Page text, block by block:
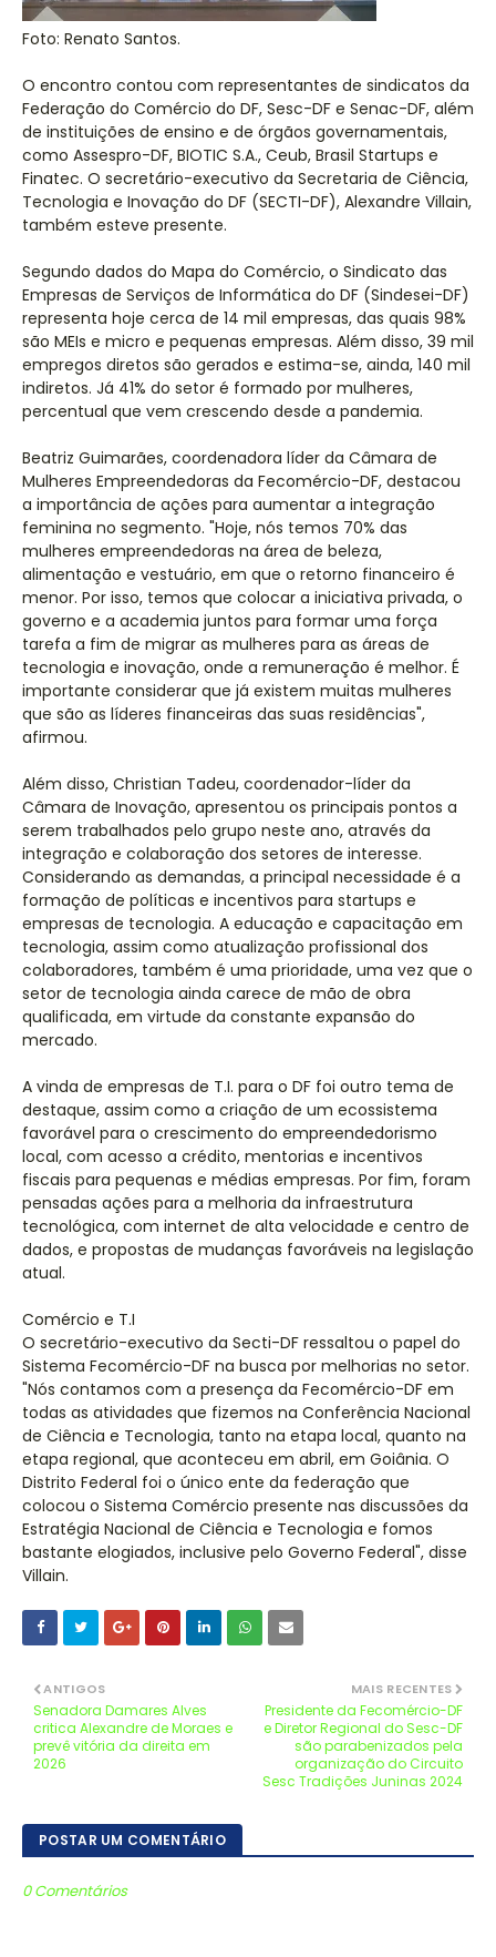
Foto: Renato Santos.
O encontro contou com representantes de sindicatos da
Federação do Comércio do DF, Sesc-DF e Senac-DF, além
de instituições de ensino e de órgãos governamentais,
como Assespro-DF, BIOTIC S.A., Ceub, Brasil Startups e
Finatec. O secretário-executivo da Secretaria de Ciência,
Tecnologia e Inovação do DF (SECTI-DF), Alexandre Villain,
também esteve presente.
Segundo dados do Mapa do Comércio, o Sindicato das
Empresas de Serviços de Informática do DF (Sindesei-DF)
representa hoje cerca de 14 mil empresas, das quais 98%
são MEIs e micro e pequenas empresas. Além disso, 39 mil
empregos diretos são gerados e estima-se, ainda, 140 mil
indiretos. Já 41% do setor é formado por mulheres,
percentual que vem crescendo desde a pandemia.
Beatriz Guimarães, coordenadora líder da Câmara de
Mulheres Empreendedoras da Fecomércio-DF, destacou
a importância de ações para aumentar a integração
feminina no segmento. "Hoje, nós temos 70% das
mulheres empreendedoras na área de beleza,
alimentação e vestuário, em que o retorno financeiro é
menor. Por isso, temos que colocar a iniciativa privada, o
governo e a academia juntos para formar uma força
tarefa a fim de migrar as mulheres para as áreas de
tecnologia e inovação, onde a remuneração é melhor. É
importante considerar que já existem muitas mulheres
que são as líderes financeiras das suas residências",
afirmou.
Além disso, Christian Tadeu, coordenador-líder da
Câmara de Inovação, apresentou os principais pontos a
serem trabalhados pelo grupo neste ano, através da
integração e colaboração dos setores de interesse.
Considerando as demandas, a principal necessidade é a
formação de políticas e incentivos para startups e
empresas de tecnologia. A educação e capacitação em
tecnologia, assim como atualização profissional dos
colaboradores, também é uma prioridade, uma vez que o
setor de tecnologia ainda carece de mão de obra
qualificada, em virtude da constante expansão do
mercado.
A vinda de empresas de T.I. para o DF foi outro tema de
destaque, assim como a criação de um ecossistema
favorável para o crescimento do empreendedorismo
local, com acesso a crédito, mentorias e incentivos
fiscais para pequenas e médias empresas. Por fim, foram
pensadas ações para a melhoria da infraestrutura
tecnológica, com internet de alta velocidade e centro de
dados, e propostas de mudanças favoráveis na legislação
atual.
Comércio e T.I
O secretário-executivo da Secti-DF ressaltou o papel do
Sistema Fecomércio-DF na busca por melhorias no setor.
"Nós contamos com a presença da Fecomércio-DF em
todas as atividades que fizemos na Conferência Nacional
de Ciência e Tecnologia, tanto na etapa local, quanto na
etapa regional, que aconteceu em abril, em Goiânia. O
Distrito Federal foi o único ente da federação que
colocou o Sistema Comércio presente nas discussões da
Estratégia Nacional de Ciência e Tecnologia e fomos
bastante elogiados, inclusive pelo Governo Federal", disse
Villain.
MAIS RECENTES
Presidente da Fecomércio-DF
e Diretor Regional do Sesc-DF
são parabenizados pela
organização do Circuito
Sesc Tradições Juninas 2024
ANTIGOS
Senadora Damares Alves
critica Alexandre de Moraes e
prevê vitória da direita em
2026
POSTAR UM COMENTÁRIO
0 Comentários